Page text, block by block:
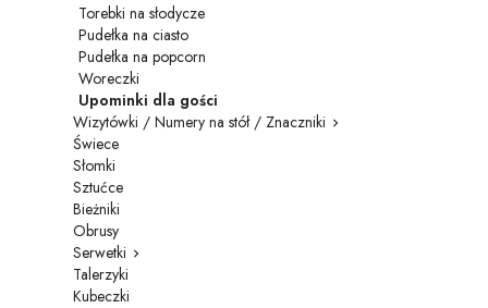
Torebki na słodycze
Pudełka na ciasto
Pudełka na popcorn
Woreczki
Upominki dla gości
Wizytówki / Numery na stół / Znaczniki 
Świece
Słomki
Sztućce
Bieżniki
Obrusy
Serwetki 
Talerzyki
Kubeczki